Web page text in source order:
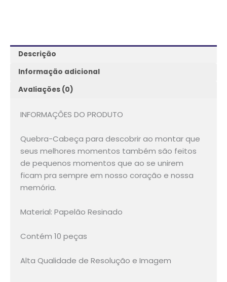
Descrição
Informação adicional
Avaliações (0)
INFORMAÇÕES DO PRODUTO
Quebra-Cabeça para descobrir ao montar que
seus melhores momentos também são feitos
de pequenos momentos que ao se unirem
ficam pra sempre em nosso coração e nossa
memória.
Material: Papelão Resinado
Contém 10 peças
Alta Qualidade de Resolução e Imagem